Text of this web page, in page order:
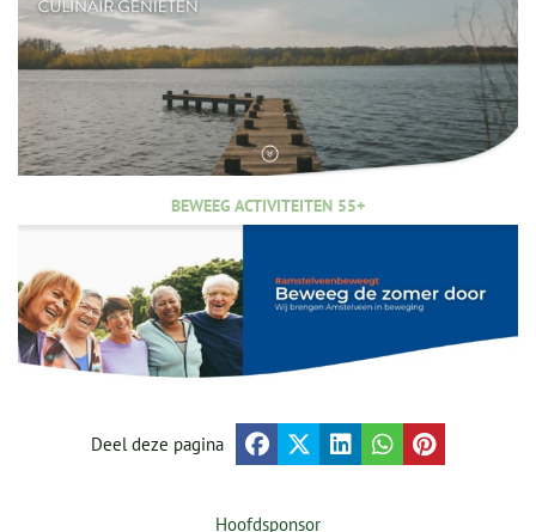
BEWEEG ACTIVITEITEN 55+
Deel deze pagina
Hoofdsponsor